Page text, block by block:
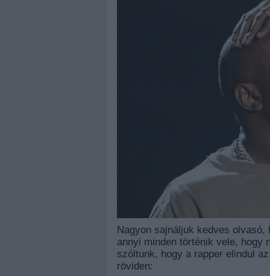
Nagyon sajnáljuk kedves
annyi minden történik vele, hogy
szóltunk, hogy a rapper elindul
röviden: